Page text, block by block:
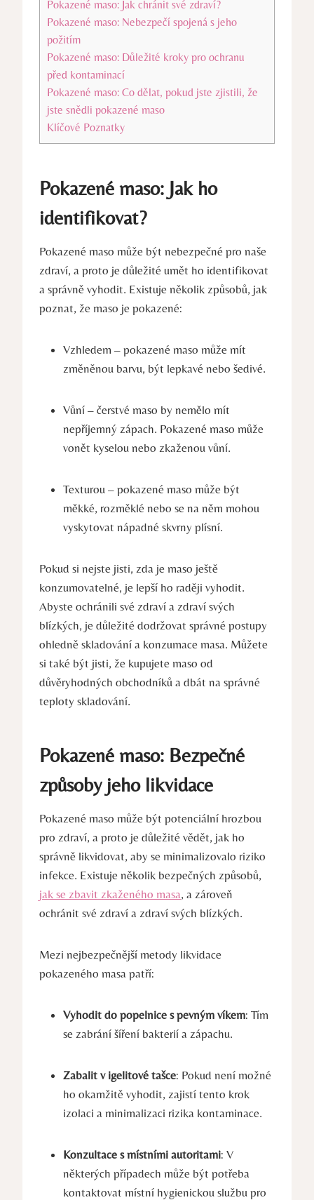
Pokazené maso: Jak chránit své zdraví?
Pokazené maso: Nebezpečí spojená s jeho
požitím
Pokazené maso: Důležité kroky pro ochranu
před kontaminací
Pokazené maso: Co dělat, pokud jste zjistili, že
jste snědli pokazené maso
Klíčové Poznatky
Pokazené maso: Jak ho
identifikovat?
Pokazené maso může být nebezpečné pro naše
zdraví, a proto je důležité umět ho identifikovat
a správně vyhodit. Existuje několik způsobů, jak
poznat, že maso je pokazené:
Vzhledem – pokazené maso může mít
změněnou barvu, být lepkavé nebo šedivé.
Vůní – čerstvé maso by nemělo mít
nepříjemný zápach. Pokazené maso může
vonět kyselou nebo zkaženou vůní.
Texturou – pokazené maso může být
měkké, rozměklé nebo se na něm mohou
vyskytovat nápadné skvrny plísní.
Pokud si nejste jisti, zda je maso ještě
konzumovatelné, je lepší ho raději vyhodit.
Abyste ochránili své zdraví a zdraví svých
blízkých, je důležité dodržovat správné postupy
ohledně skladování a konzumace masa. Můžete
si také být jisti, že kupujete maso od
důvěryhodných obchodníků a dbát na správné
teploty skladování.
Pokazené maso: Bezpečné
způsoby jeho likvidace
Pokazené maso může být potenciální hrozbou
pro zdraví, a proto je důležité vědět, jak ho
správně likvidovat, aby se minimalizovalo riziko
infekce. Existuje několik bezpečných způsobů,
jak se zbavit zkaženého masa, a zároveň
ochránit své zdraví a zdraví svých blízkých.
Mezi nejbezpečnější metody likvidace
pokazeného masa patří:
Vyhodit do popelnice s pevným víkem: Tím
se zabrání šíření bakterií a zápachu.
Zabalit v igelitové tašce: Pokud není možné
ho okamžitě vyhodit, zajistí tento krok
izolaci a minimalizaci rizika kontaminace.
Konzultace s místními autoritami: V
některých případech může být potřeba
kontaktovat místní hygienickou službu pro